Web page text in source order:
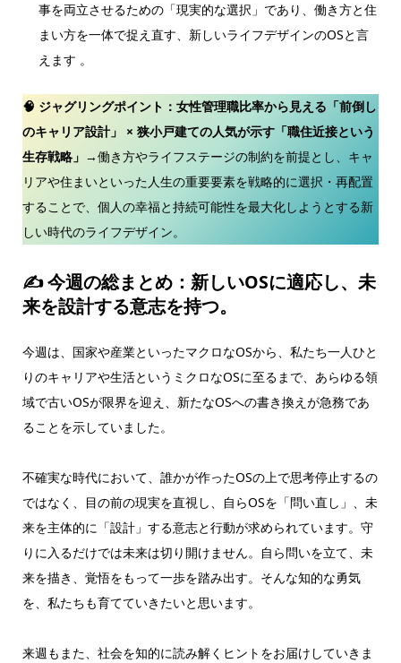
事を両立させるための「現実的な選択」であり、働き方と住
まい方を一体で捉え直す、新しいライフデザインのOSと言
えます 。
🧠 ジャグリングポイント： 女性管理職比率から見える「前倒し
のキャリア設計」 × 狭小戸建ての人気が示す「職住近接という
生存戦略」 →働き方やライフステージの制約を前提とし、キャ
リアや住まいといった人生の重要要素を戦略的に選択・再配置
することで、個人の幸福と持続可能性を最大化しようとする新
しい時代のライフデザイン。
✍ 今週の総まとめ：新しいOSに適応し、未
来を設計する意志を持つ。
今週は、国家や産業といったマクロなOSから、私たち一人ひと
りのキャリアや生活というミクロなOSに至るまで、あらゆる領
域で古いOSが限界を迎え、新たなOSへの書き換えが急務であ
ることを示していました。
不確実な時代において、誰かが作ったOSの上で思考停止するの
ではなく、目の前の現実を直視し、自らOSを「問い直し」、未
来を主体的に「設計」する意志と行動が求められています。守
りに入るだけでは未来は切り開けません。自ら問いを立て、未
来を描き、覚悟をもって一歩を踏み出す。そんな知的な勇気
を、私たちも育てていきたいと思います。
来週もまた、社会を知的に読み解くヒントをお届けしていきま